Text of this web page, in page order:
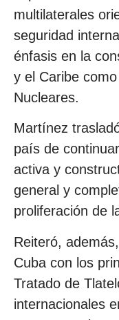
multilaterales
seguridad
énfasis en la
y el Caribe
Nucleares.
Martínez
país de
activa y
general y
proliferación de
Reiteró,
Cuba con los
Tratado de
internacionales